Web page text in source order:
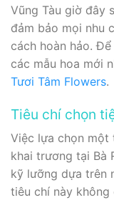
Vũng Tàu giờ đây
đảm bảo mọi nhu
cách hoàn hảo.
các mẫu hoa mới
Tươi Tâm Flowers.
Tiêu chí chọn
Việc lựa chọn một
khai trương tại Bà
kỹ lưỡng dựa trên
tiêu chí này không